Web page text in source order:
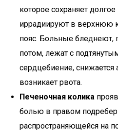
которое сохраняет
иррадиируют в верхнюю
пояс. Больные
потом, лежат с
сердцебиение, снижается
возникает рвота.
Печеночная колика
болью в правом
распространяющейся на